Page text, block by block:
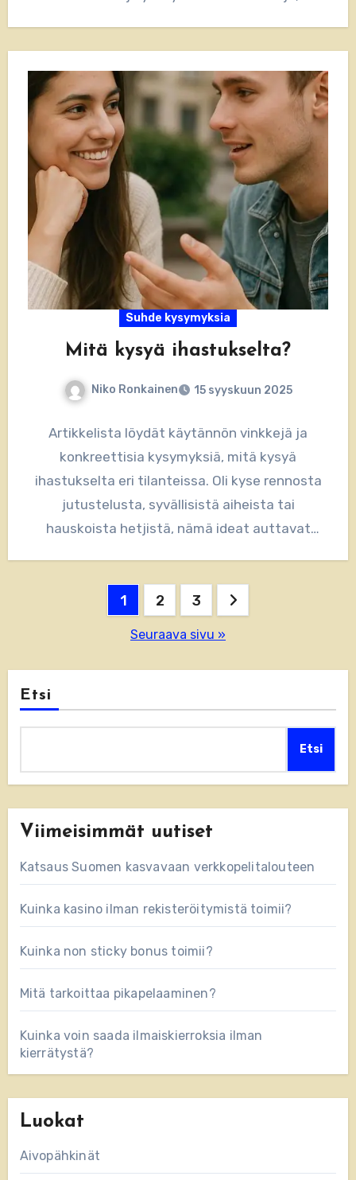
Suhde kysymyksia
Mitä kysyä ihastukselta?
Niko Ronkainen 15 syyskuun 2025
Artikkelista löydät käytännön vinkkejä ja
konkreettisia kysymyksiä, mitä kysyä
ihastukselta eri tilanteissa. Oli kyse rennosta
jutustelusta, syvällisistä aiheista tai
hauskoista hetjistä, nämä ideat auttavat
Artikkelien
1 2 3
Seuraava sivu »
Etsi
Etsi
Viimeisimmät uutiset
Katsaus Suomen kasvavaan verkkopelitalouteen
Kuinka kasino ilman rekisteröitymistä toimii?
Kuinka non sticky bonus toimii?
Mitä tarkoittaa pikapelaaminen?
Kuinka voin saada ilmaiskierroksia ilman
kierrätystä?
Luokat
Aivopähkinät